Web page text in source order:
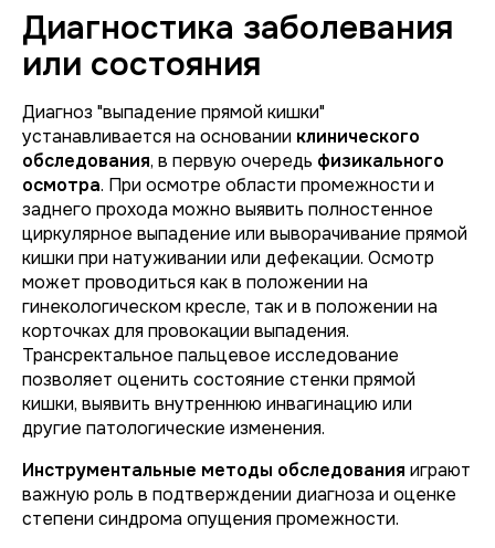
Диагностика заболевания
или состояния
Диагноз "выпадение прямой кишки"
устанавливается на основании клинического
обследования, в первую очередь физикального
осмотра. При осмотре области промежности и
заднего прохода можно выявить полностенное
циркулярное выпадение или выворачивание прямой
кишки при натуживании или дефекации. Осмотр
может проводиться как в положении на
гинекологическом кресле, так и в положении на
корточках для провокации выпадения.
Трансректальное пальцевое исследование
позволяет оценить состояние стенки прямой
кишки, выявить внутреннюю инвагинацию или
другие патологические изменения.
Инструментальные методы обследования играют
важную роль в подтверждении диагноза и оценке
степени синдрома опущения промежности.